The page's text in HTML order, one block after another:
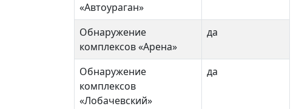
«Автоураган»
Обнаружение
комплексов «Арена»
да
Обнаружение
комплексов
«Лобачевский»
да